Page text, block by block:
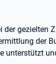
der gezielten
der
unterstützt